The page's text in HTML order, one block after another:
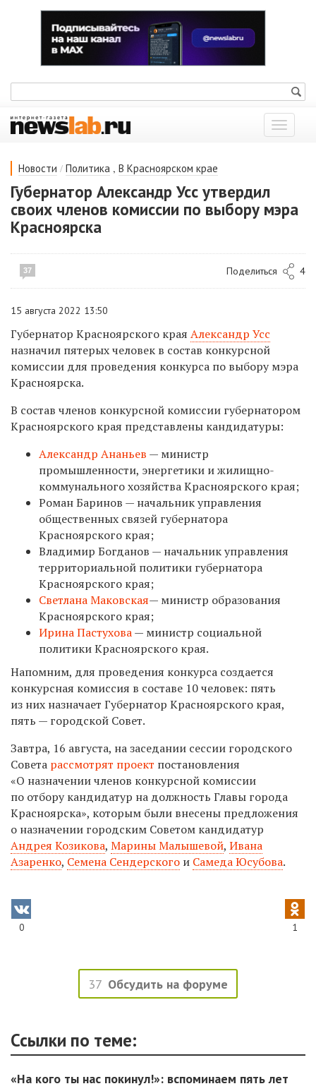
Показать
меню
Новости / Политика , В Красноярском крае
Губернатор Александр Усс утвердил
своих членов комиссии по выбору мэра
Красноярска
37 Поделиться 4
15 августа 2022 13:50
Губернатор Красноярского края Александр Усс
назначил пятерых человек в состав конкурсной
комиссии для проведения конкурса по выбору мэра
Красноярска.
В состав членов конкурсной комиссии губернатором
Красноярского края представлены кандидатуры:
Александр Ананьев — министр
промышленности, энергетики и жилищно-
коммунального хозяйства Красноярского края;
Роман Баринов — начальник управления
общественных связей губернатора
Красноярского края;
Владимир Богданов — начальник управления
территориальной политики губернатора
Красноярского края;
Светлана Маковская— министр образования
Красноярского края;
Ирина Пастухова— министр социальной
политики Красноярского края.
Напомним, для проведения конкурса создается
конкурсная комиссия в составе 10 человек: пять
из них назначает Губернатор Красноярского края,
пять — городской Совет.
Завтра, 16 августа, на заседании сессии городского
Совета рассмотрят проект постановления
«О назначении членов конкурсной комиссии
по отбору кандидатур на должность Главы города
Красноярска», которым были внесены предложения
о назначении городским Советом кандидатур
Андрея Козикова, Марины Малышевой, Ивана
Азаренко, Семена Сендерского и Самеда Юсубова.
0 1
37 Обсудить на форуме
Ссылки по теме:
«На кого ты нас покинул!»: вспоминаем пять лет